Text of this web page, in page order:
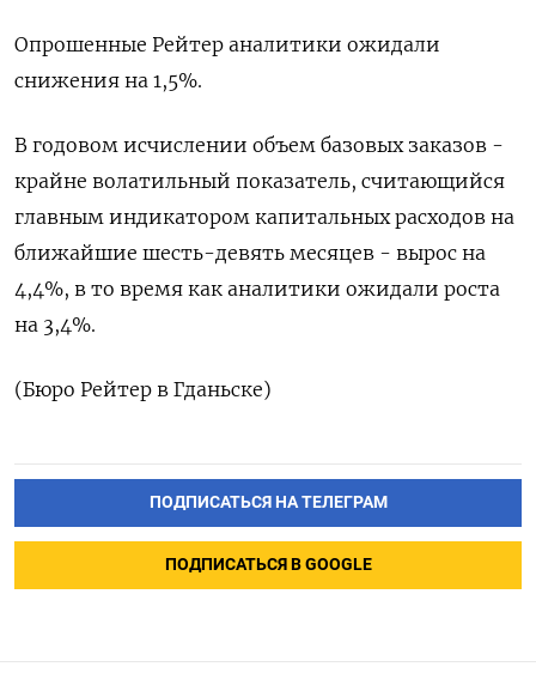
Опрошенные Рейтер аналитики ожидали
снижения на 1,5%.
В годовом исчислении объем базовых заказов -
крайне волатильный показатель, считающийся
главным индикатором капитальных расходов на
ближайшие шесть-девять месяцев - вырос на
4,4%, в то время как аналитики ожидали роста
на 3,4%.
(Бюро Рейтер в Гданьске)
ПОДПИСАТЬСЯ НА ТЕЛЕГРАМ
ПОДПИСАТЬСЯ В GOOGLE